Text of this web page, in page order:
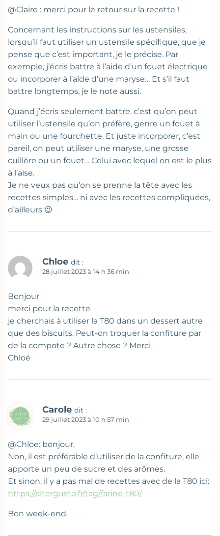
@Claire : merci pour le retour sur la recette !
Concernant les instructions sur les ustensiles,
lorsqu’il faut utiliser un ustensile spécifique, que je
pense que c’est important, je le précise. Par
exemple, j’écris battre à l’aide d’un fouet électrique
ou incorporer à l’aide d’une maryse… Et s’il faut
battre longtemps, je le note aussi.
Quand j’écris seulement battre, c’est qu’on peut
utiliser l’ustensile qu’on préfère, genre un fouet à
main ou une fourchette. Et juste incorporer, c’est
pareil, on peut utiliser une maryse, une grosse
cuillère ou un fouet… Celui avec lequel on est le plus
à l’aise.
Je ne veux pas qu’on se prenne la tête avec les
recettes simples… ni avec les recettes compliquées,
d’ailleurs 😉
Chloe dit :
28 juillet 2023 à 14 h 36 min
Bonjour
merci pour la recette
je cherchais à utiliser la T80 dans un dessert autre
que des biscuits. Peut-on troquer la confiture par
de la compote ? Autre chose ? Merci
Chloé
Carole dit :
29 juillet 2023 à 10 h 57 min
@Chloe: bonjour,
Non, il est préférable d’utiliser de la confiture, elle
apporte un peu de sucre et des arômes.
Et sinon, il y a pas mal de recettes avec de la T80 ici:
https://altergusto.fr/tag/farine-t80/
Bon week-end.